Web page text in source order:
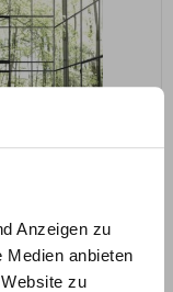
Anzeigen zu
Medien anbieten
zu